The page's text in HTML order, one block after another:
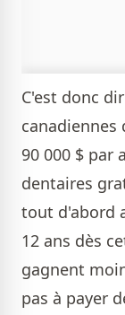
C'est donc
90 000 $ par
dentaires
tout d'abord
12 ans dès
gagnent
pas à payer